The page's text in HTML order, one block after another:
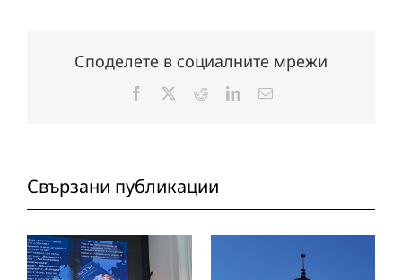
Споделете в социалните мрежи
Facebook RedditLinkedInЕлектронна
Свързани публикации